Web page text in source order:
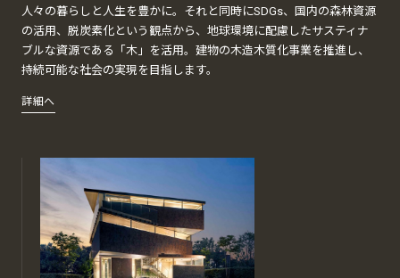
人々の暮らしと人生を豊かに。それと同時にSDGs、国内の森林資源
の活用、脱炭素化という観点から、地球環境に配慮したサスティナ
ブルな資源である「木」を活用。建物の木造木質化事業を推進し、
持続可能な社会の実現を目指します。
詳細へ